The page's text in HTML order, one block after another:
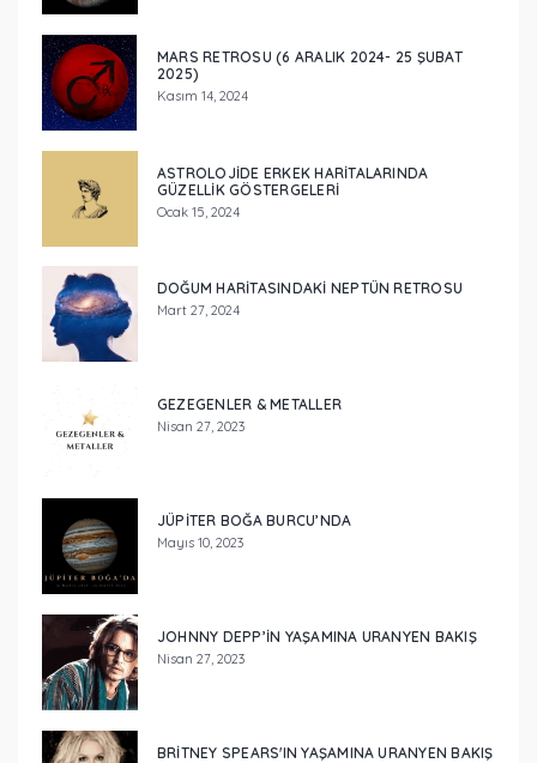
MARS RETROSU (6 ARALIK 2024- 25 ŞUBAT
2025)
Kasım 14, 2024
ASTROLOJIDE ERKEK HARITALARINDA
GÜZELLIK GÖSTERGELERI
Ocak 15, 2024
DOĞUM HARITASINDAKI NEPTÜN RETROSU
Mart 27, 2024
GEZEGENLER & METALLER
Nisan 27, 2023
JÜPİTER BOĞA BURCU’NDA
Mayıs 10, 2023
JOHNNY DEPP’IN YAŞAMINA URANYEN BAKIŞ
Nisan 27, 2023
BRİTNEY SPEARS'IN YAŞAMINA URANYEN BAKIŞ